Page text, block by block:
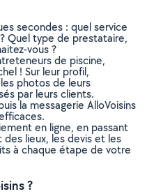
secondes : quel service
Quel type de prestataire,
vous ?
de piscine,
! Sur leur profil,
photos de leurs
par leurs clients.
la messagerie AlloVoisins
en ligne, en passant
des lieux, les devis et les
à chaque étape de votre
?